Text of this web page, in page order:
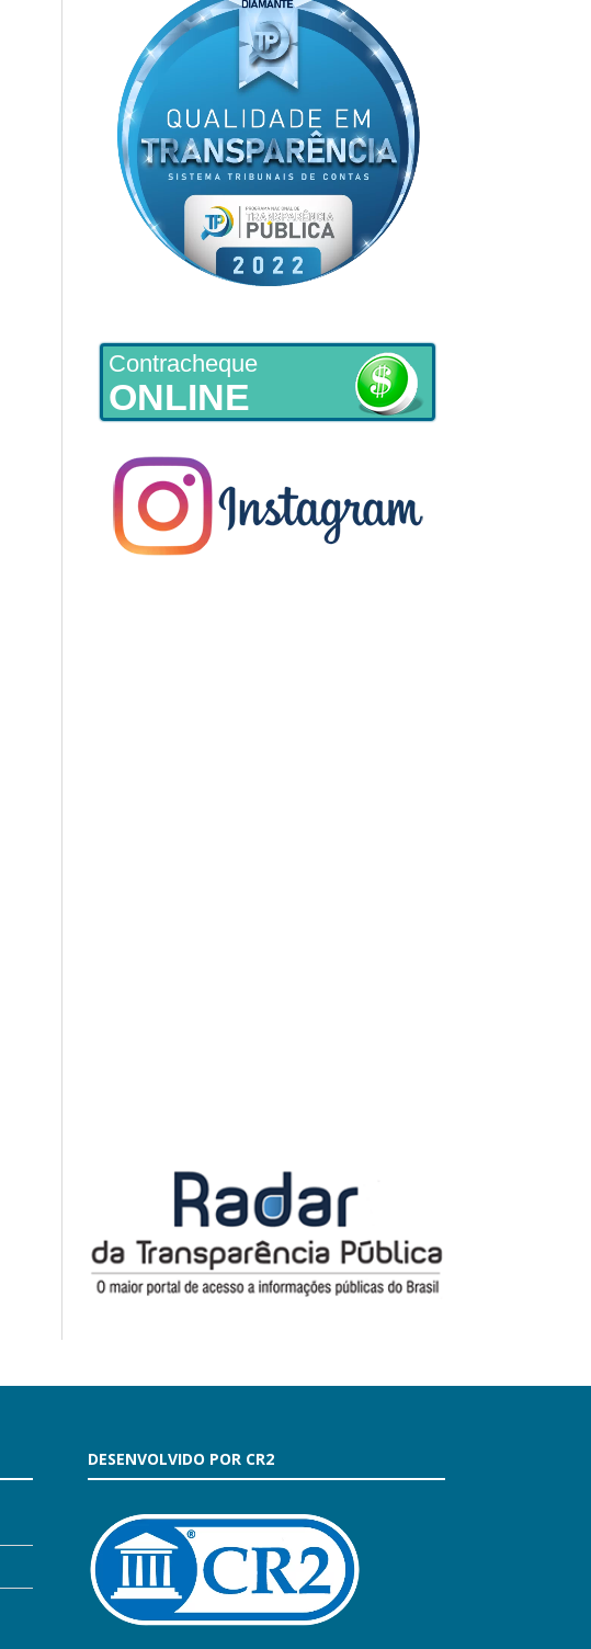
Contracheque
ONLINE
DESENVOLVIDO POR CR2